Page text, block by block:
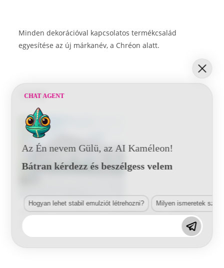
Minden dekorációval kapcsolatos termékcsalád
egyesítése az új márkanév, a Chréon alatt.
1998
A külföldi leányvállalatok továbbfejlesztése – Lechler
Coatings France és Lechler Coatings Iberica.
CHAT AGENT
Az Én nevem Gülü, az AI Kaméleon!
Bátran kérdezz és beszélgess velem
Hogyan lehet stabil emulziót létrehozni? Milyen ismeretek